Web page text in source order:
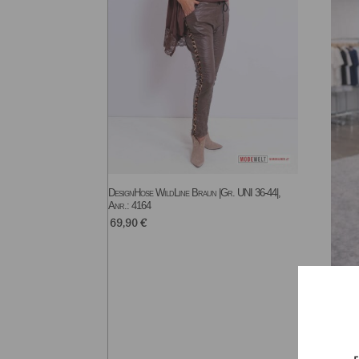
DesignHose WildLine Braun |Gr. UNI 36-44|,
Anr.: 4164
69,90€